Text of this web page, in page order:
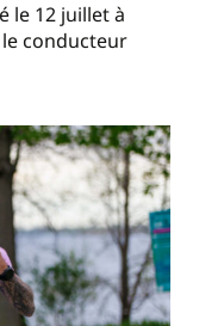
le 12 juillet à
le conducteur